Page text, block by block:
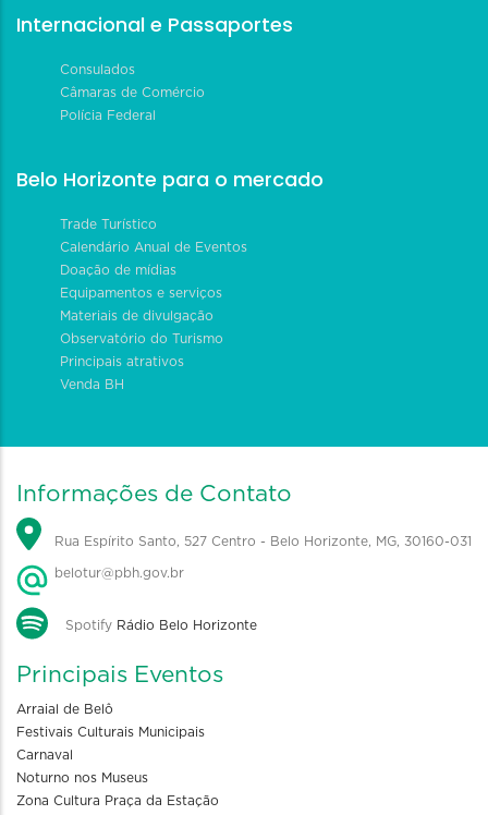
Internacional e Passaportes
Consulados
Câmaras de Comércio
Polícia Federal
Belo Horizonte para o mercado
Trade Turístico
Calendário Anual de Eventos
Doação de mídias
Equipamentos e serviços
Materiais de divulgação
Observatório do Turismo
Principais atrativos
Venda BH
Informações de Contato
Rua Espírito Santo, 527 Centro - Belo Horizonte, MG, 30160-031
belotur@pbh.gov.br
Spotify Rádio Belo Horizonte
Principais Eventos
Arraial de Belô
Festivais Culturais Municipais
Carnaval
Noturno nos Museus
Zona Cultura Praça da Estação